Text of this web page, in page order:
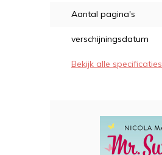
Aantal pagina's
verschijningsdatum
Bekijk alle specificaties